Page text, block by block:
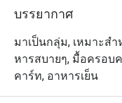
บรรยากาศ
มาเป็นกลุ่ม, เหมาะสำ
หารสบายๆ, มื้อครอบ
คาร์ท, อาหารเย็น